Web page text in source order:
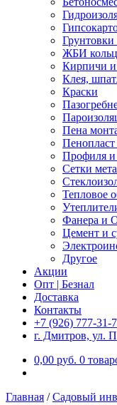
Грунтовки
ЖБИ
Кирпичи и
Клея,
Краски
Пена
Профиля
Сетки
Тепловое
Фанера и
Цемент и
Другое
Акции
Опт | Безнал
Доставка
Контакты
+7 (926) 777-31-
г. Дмитров, ул.
0,00 руб. 0
Главная /Садовый